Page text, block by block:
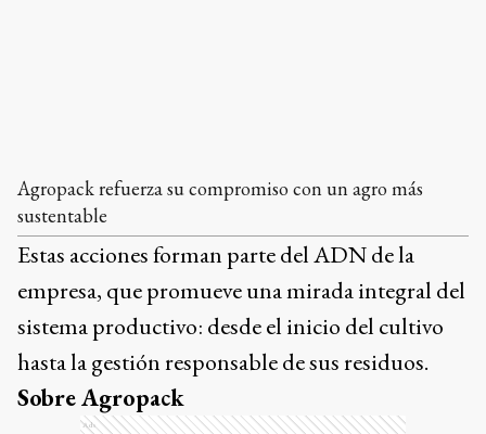
Agropack refuerza su compromiso con un agro más
sustentable
Estas acciones forman parte del ADN de la
empresa, que promueve una mirada integral del
sistema productivo: desde el inicio del cultivo
hasta la gestión responsable de sus residuos.
Sobre Agropack
Ads